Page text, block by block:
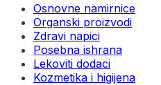
Osnovne namirnice
Organski proizvodi
Zdravi napici
Posebna ishrana
Lekoviti dodaci
Kozmetika i higijena